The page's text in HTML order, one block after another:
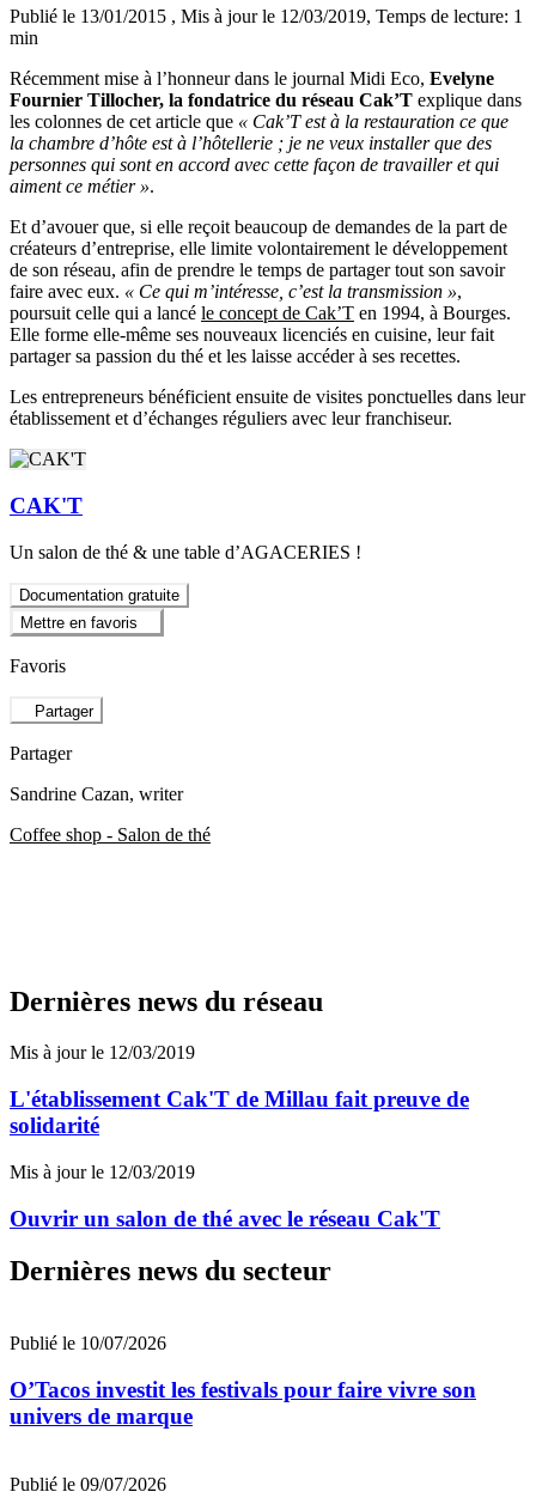
Publié le 13/01/2015 , Mis à jour le 12/03/2019, Temps de lecture: 1
min
Récemment mise à l’honneur dans le journal Midi Eco, Evelyne
Fournier Tillocher, la fondatrice du réseau Cak’T explique dans
les colonnes de cet article que « Cak’T est à la restauration ce que
la chambre d’hôte est à l’hôtellerie ; je ne veux installer que des
personnes qui sont en accord avec cette façon de travailler et qui
aiment ce métier ».
Et d’avouer que, si elle reçoit beaucoup de demandes de la part de
créateurs d’entreprise, elle limite volontairement le développement
de son réseau, afin de prendre le temps de partager tout son savoir
faire avec eux. « Ce qui m’intéresse, c’est la transmission »,
poursuit celle qui a lancé le concept de Cak’T en 1994, à Bourges.
Elle forme elle-même ses nouveaux licenciés en cuisine, leur fait
partager sa passion du thé et les laisse accéder à ses recettes.
Les entrepreneurs bénéficient ensuite de visites ponctuelles dans leur
établissement et d’échanges réguliers avec leur franchiseur.
CAK'T
Un salon de thé & une table d’AGACERIES !
Documentation gratuite
Mettre en favoris
Favoris
Partager
Partager
Sandrine Cazan, writer
Coffee shop - Salon de thé
Dernières news du réseau
Mis à jour le 12/03/2019
L'établissement Cak'T de Millau fait preuve de
solidarité
Mis à jour le 12/03/2019
Ouvrir un salon de thé avec le réseau Cak'T
Dernières news du secteur
Publié le 10/07/2026
O’Tacos investit les festivals pour faire vivre son
univers de marque
Publié le 09/07/2026